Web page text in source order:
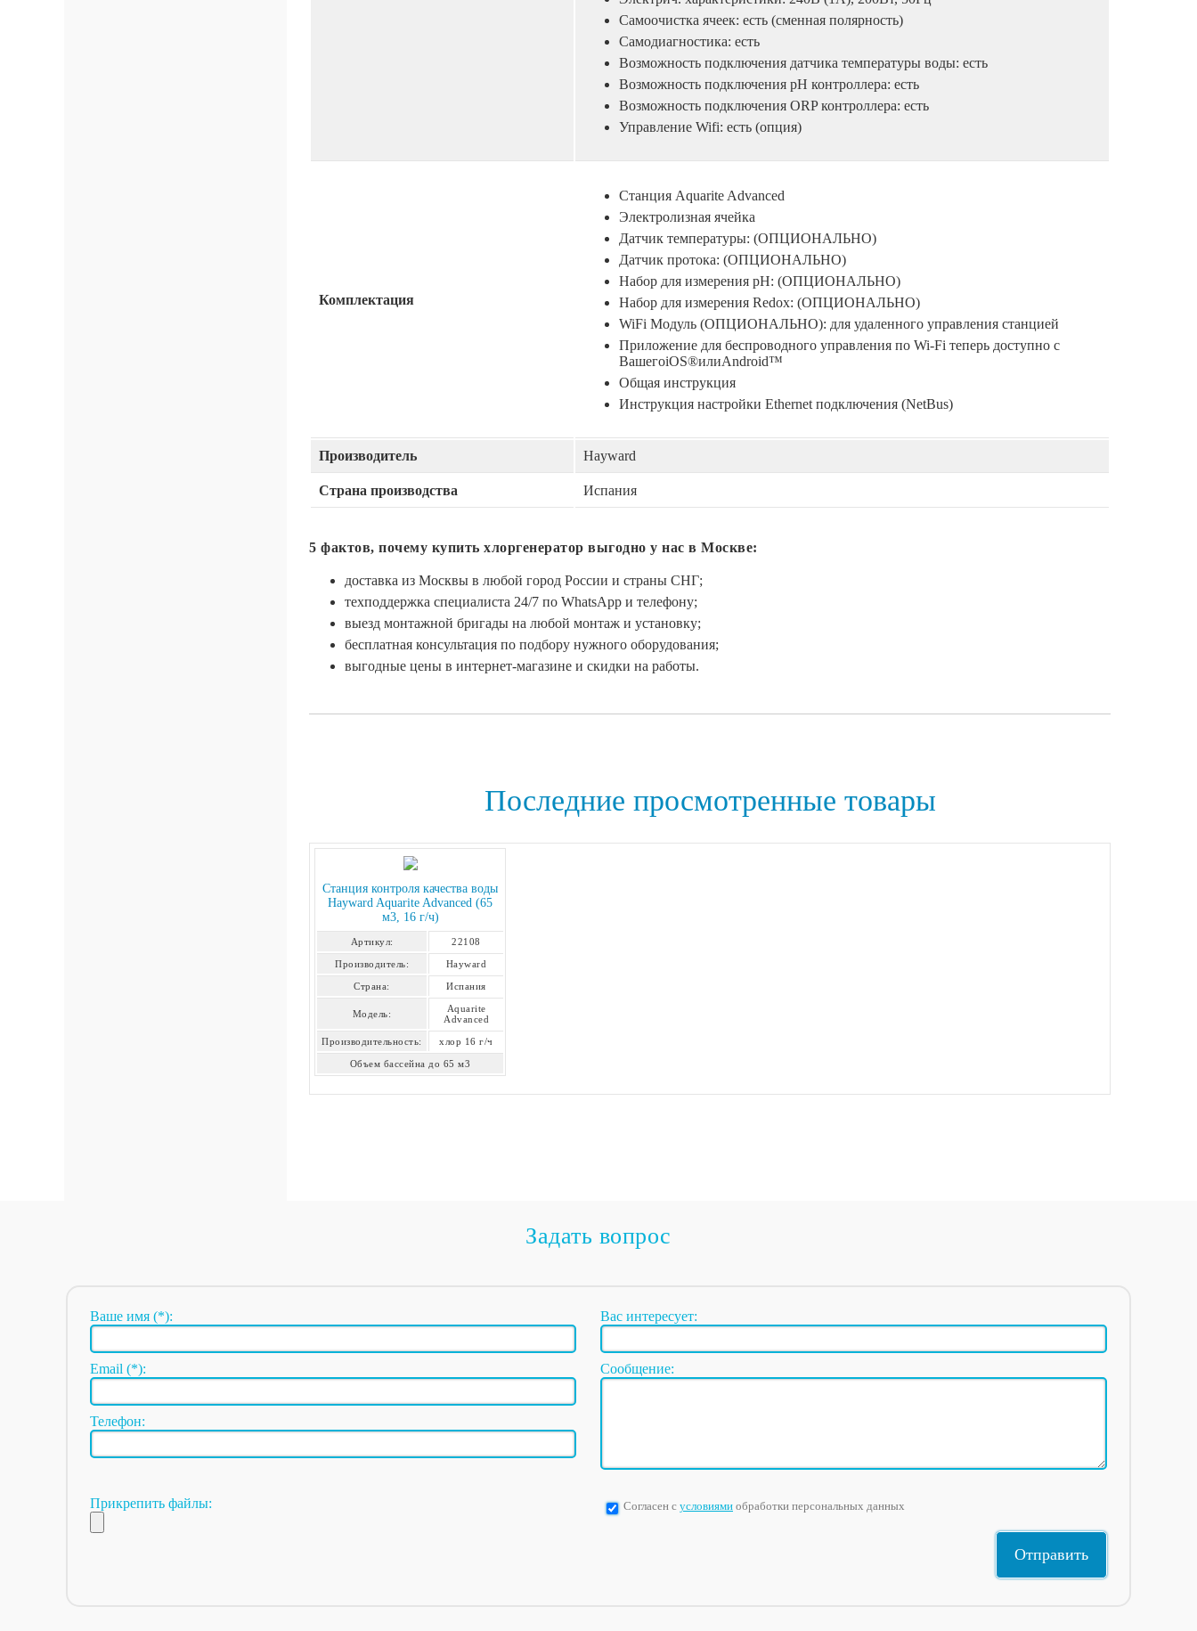
Самоочистка ячеек: есть (сменная полярность)
Самодиагностика: есть
Возможность подключения датчика температуры воды: есть
Возможность подключения pH контроллера: есть
Возможность подключения ORP контроллера: есть
Управление Wifi: есть (опция)
Комплектация
Станция Aquarite Advanced
Электролизная ячейка
Датчик температуры: (ОПЦИОНАЛЬНО)
Датчик протока: (ОПЦИОНАЛЬНО)
Набор для измерения рН: (ОПЦИОНАЛЬНО)
Набор для измерения Redox: (ОПЦИОНАЛЬНО)
WiFi Модуль (ОПЦИОНАЛЬНО): для удаленного управления станцией
Приложение для беспроводного управления по Wi-Fi теперь доступно с
ВашегоiOS®илиAndroid™
Общая инструкция
Инструкция настройки Ethernet подключения (NetBus)
Производитель Hayward
Страна производства Испания
5 фактов, почему купить хлоргенератор выгодно у нас в Москве:
доставка из Москвы в любой город России и страны СНГ;
техподдержка специалиста 24/7 по WhatsApp и телефону;
выезд монтажной бригады на любой монтаж и установку;
бесплатная консультация по подбору нужного оборудования;
выгодные цены в интернет-магазине и скидки на работы.
Последние просмотренные товары
Станция контроля качества воды
Hayward Aquarite Advanced (65
м3, 16 г/ч)
Артикул: 22108
Производитель: Hayward
Страна: Испания
Модель:
Aquarite
Advanced
Производительность: хлор 16 г/ч
Объем бассейна до 65 м3
Задать вопрос
Ваше имя (*):
Email (*):
Телефон:
Вас интересует:
Сообщение:
Прикрепить файлы: Согласен с условиями обработки персональных данных